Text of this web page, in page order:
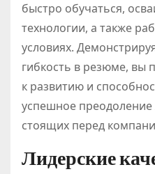
быстро обучаться,
технологии, а также
условиях.
гибкость в резюме, вы
к развитию и
успешное
стоящих перед
Лидерские